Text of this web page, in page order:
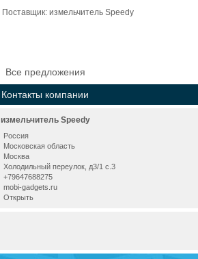
Поставщик:измельчитель Speedy
Все предложения
Контакты компании
измельчитель Speedy
Россия
Московская область
Москва
Холодильный переулок, д3/1 с.3
+79647688275
mobi-gadgets.ru
Открыть